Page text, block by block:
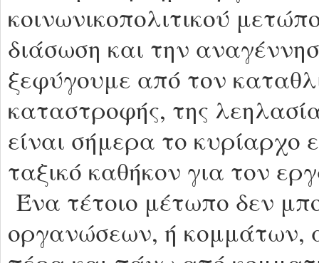
κοινωνικοπολιτικού
διάσωση και την
ξεφύγουμε από τον
καταστροφής, της
είναι σήμερα το κυρίαρχο
ταξικό καθήκον για τον
Ένα τέτοιο μέτωπο δεν
οργανώσεων, ή κομμάτων,